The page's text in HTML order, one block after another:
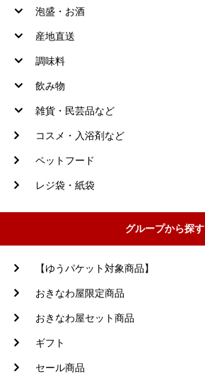
泡盛・お酒
産地直送
調味料
飲み物
雑貨・民芸品など
コスメ・入浴剤など
ペットフード
レジ袋・紙袋
グループから探す
【ゆうパケット対象商品】
おきなわ屋限定商品
おきなわ屋セット商品
ギフト
セール商品